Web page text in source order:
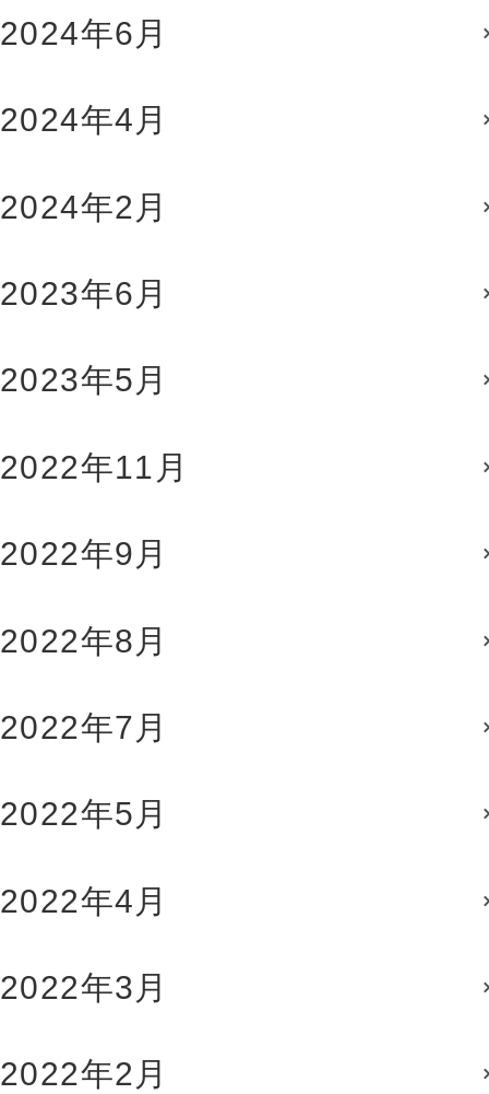
2024年6月
2024年4月
2024年2月
2023年6月
2023年5月
2022年11月
2022年9月
2022年8月
2022年7月
2022年5月
2022年4月
2022年3月
2022年2月